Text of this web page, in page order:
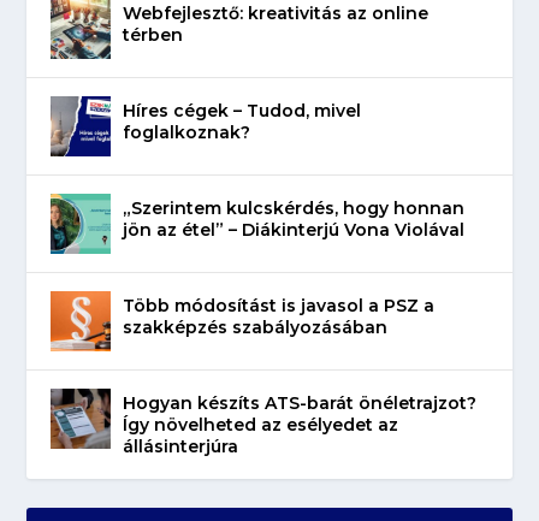
Webfejlesztő: kreativitás az online
térben
Híres cégek – Tudod, mivel
foglalkoznak?
„Szerintem kulcskérdés, hogy honnan
jön az étel” – Diákinterjú Vona Violával
Több módosítást is javasol a PSZ a
szakképzés szabályozásában
Hogyan készíts ATS-barát önéletrajzot?
Így növelheted az esélyedet az
állásinterjúra